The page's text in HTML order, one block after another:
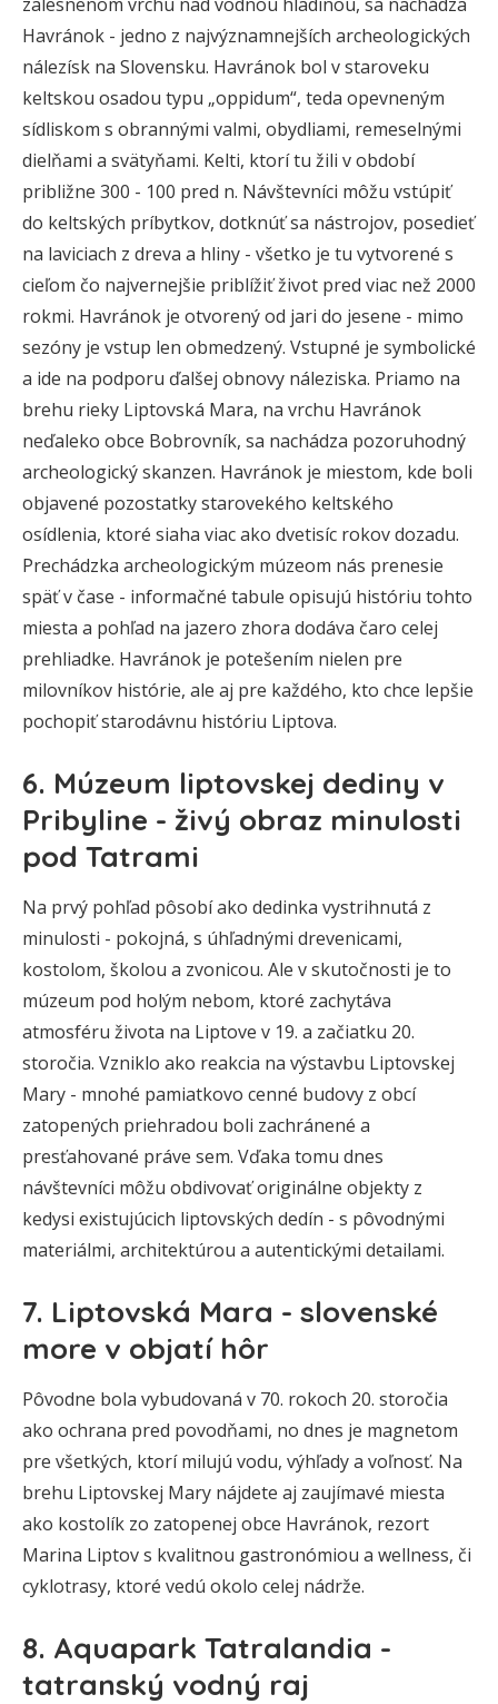
Havránok - jedno z najvýznamnejších archeologických
nálezísk na Slovensku. Havránok bol v staroveku
keltskou osadou typu „oppidum“, teda opevneným
sídliskom s obrannými valmi, obydliami, remeselnými
dielňami a svätyňami. Kelti, ktorí tu žili v období
približne 300 - 100 pred n. Návštevníci môžu vstúpiť
do keltských príbytkov, dotknúť sa nástrojov, posedieť
na laviciach z dreva a hliny - všetko je tu vytvorené s
cieľom čo najvernejšie priblížiť život pred viac než 2000
rokmi. Havránok je otvorený od jari do jesene - mimo
sezóny je vstup len obmedzený. Vstupné je symbolické
a ide na podporu ďalšej obnovy náleziska. Priamo na
brehu rieky Liptovská Mara, na vrchu Havránok
neďaleko obce Bobrovník, sa nachádza pozoruhodný
archeologický skanzen. Havránok je miestom, kde boli
objavené pozostatky starovekého keltského
osídlenia, ktoré siaha viac ako dvetisíc rokov dozadu.
Prechádzka archeologickým múzeom nás prenesie
späť v čase - informačné tabule opisujú históriu tohto
miesta a pohľad na jazero zhora dodáva čaro celej
prehliadke. Havránok je potešením nielen pre
milovníkov histórie, ale aj pre každého, kto chce lepšie
pochopiť starodávnu históriu Liptova.
6. Múzeum liptovskej dediny v
Pribyline - živý obraz minulosti
pod Tatrami
Na prvý pohľad pôsobí ako dedinka vystrihnutá z
minulosti - pokojná, s úhľadnými drevenicami,
kostolom, školou a zvonicou. Ale v skutočnosti je to
múzeum pod holým nebom, ktoré zachytáva
atmosféru života na Liptove v 19. a začiatku 20.
storočia. Vzniklo ako reakcia na výstavbu Liptovskej
Mary - mnohé pamiatkovo cenné budovy z obcí
zatopených priehradou boli zachránené a
presťahované práve sem. Vďaka tomu dnes
návštevníci môžu obdivovať originálne objekty z
kedysi existujúcich liptovských dedín - s pôvodnými
materiálmi, architektúrou a autentickými detailami.
7. Liptovská Mara - slovenské
more v objatí hôr
Pôvodne bola vybudovaná v 70. rokoch 20. storočia
ako ochrana pred povodňami, no dnes je magnetom
pre všetkých, ktorí milujú vodu, výhľady a voľnosť. Na
brehu Liptovskej Mary nájdete aj zaujímavé miesta
ako kostolík zo zatopenej obce Havránok, rezort
Marina Liptov s kvalitnou gastronómiou a wellness, či
cyklotrasy, ktoré vedú okolo celej nádrže.
8. Aquapark Tatralandia -
tatranský vodný raj